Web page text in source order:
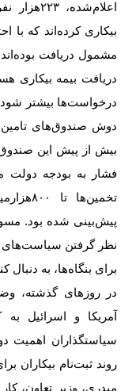
اعلام‌شده،۲۲۳هزار
بیکاری کرده‌اند که با
مشمول دریافت
دریافت بیمه بیکاری
درخواست‌ها بیشتر شود،
دوش صندوق‌های تامین
بیش از پیش این
فشار به بودجه دولت
تخمین‌ها تا
۸۰۰
پیش‌بینی شده بود.
نظر گرفتن سیاست‌های
برای بنگاه‌ها، به دنبال
در روزهای گذشته،
آمریکا و اسرائیل
سیاستگذاران اهمیت
روند ثبت‌نام بیکاران
میدری، وزیر تعاون،